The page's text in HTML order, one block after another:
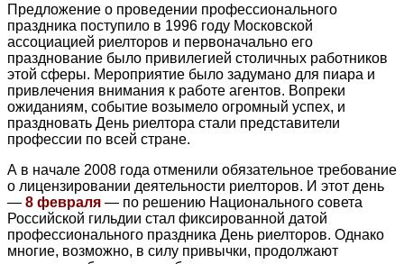
Предложение о проведении профессионального
праздника поступило в 1996 году Московской
ассоциацией риелторов и первоначально его
празднование было привилегией столичных работников
этой сферы. Мероприятие было задумано для пиара и
привлечения внимания к работе агентов. Вопреки
ожиданиям, событие возымело огромный успех, и
праздновать День риелтора стали представители
профессии по всей стране.
А в начале 2008 года отменили обязательное требование
о лицензировании деятельности риелторов. И этот день
— 8 февраля — по решению Национального совета
Российской гильдии стал фиксированной датой
профессионального праздника День риелторов. Однако
многие, возможно, в силу привычки, продолжают